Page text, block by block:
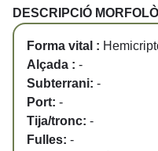
DESCRIPCIÓ
Forma vital :
Alçada : -
Subterrani: -
Port: -
Tija/tronc: -
Fulles: -